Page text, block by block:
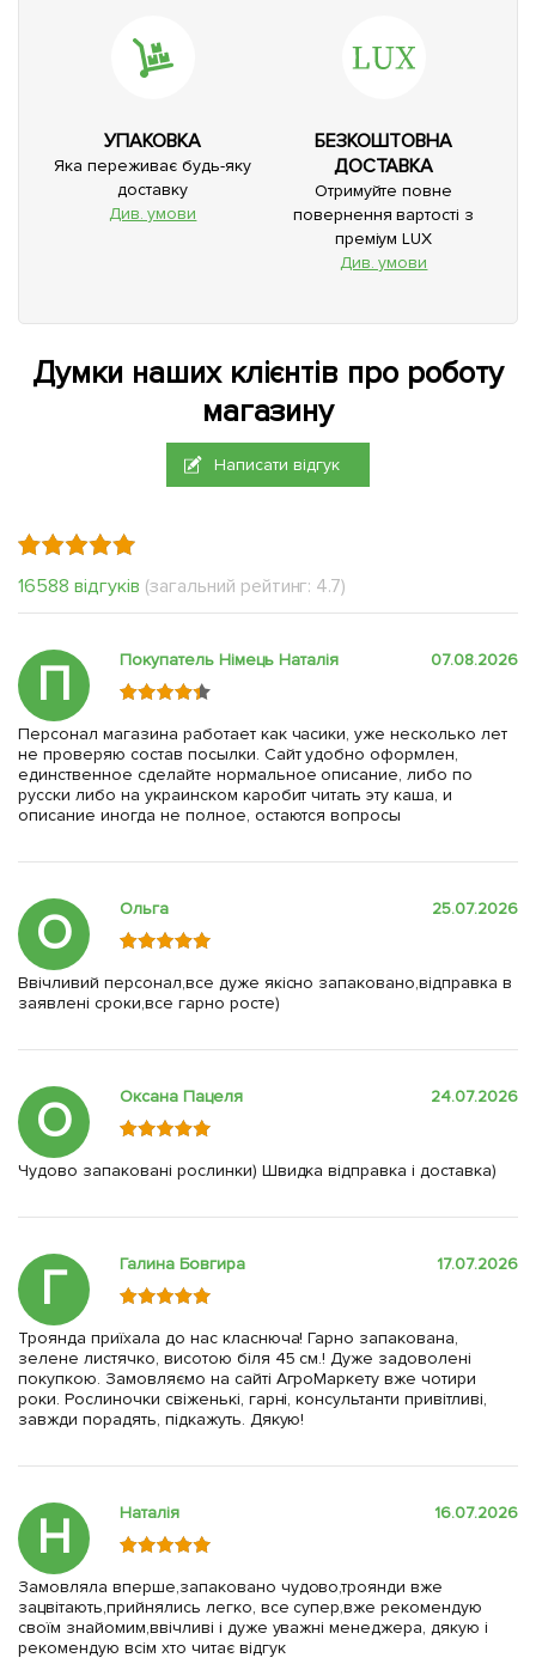
УПАКОВКА
Яка переживає будь-яку
доставку
Див. умови
БЕЗКОШТОВНА
ДОСТАВКА
Отримуйте повне
повернення вартості з
преміум LUX
Див. умови
Думки наших клієнтів про роботу
магазину
Написати відгук
16588 відгуків (загальний рейтинг: 4.7)
П Покупатель Німець Наталія 07.08.2026
Персонал магазина работает как часики, уже несколько лет
не проверяю состав посылки. Сайт удобно оформлен,
единственное сделайте нормальное описание, либо по
русски либо на украинском каробит читать эту каша, и
описание иногда не полное, остаются вопросы
О Ольга 25.07.2026
Ввічливий персонал,все дуже якісно запаковано,відправка в
заявлені сроки,все гарно росте)
О Оксана Пацеля 24.07.2026
Чудово запаковані рослинки) Швидка відправка і доставка)
Г Галина Бовгира 17.07.2026
Троянда приїхала до нас класнюча! Гарно запакована,
зелене листячко, висотою біля 45 см.! Дуже задоволені
покупкою. Замовляємо на сайті АгроМаркету вже чотири
роки. Рослиночки свіженькі, гарні, консультанти привітливі,
завжди порадять, підкажуть. Дякую!
Н Наталія 16.07.2026
Замовляла вперше,запаковано чудово,троянди вже
зацвітають,прийнялись легко, все супер,вже рекомендую
своїм знайомим,ввічливі і дуже уважні менеджера, дякую і
рекомендую всім хто читає відгук